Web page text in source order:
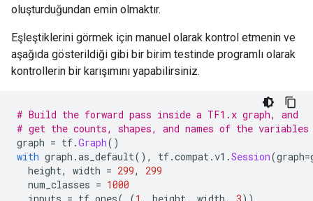
oluşturduğundan emin olmaktır.
Eşleştiklerini görmek için manuel olarak kontrol etmenin ve
aşağıda gösterildiği gibi bir birim testinde programlı olarak
kontrollerin bir karışımını yapabilirsiniz.
# Build the forward pass inside a TF1.x graph, and
# get the counts, shapes, and names of the variables
graph = tf.Graph()
with graph .as_default(), tf.compat.v1 .Session(graph=
height, width = 299,
299
num_classes = 1000